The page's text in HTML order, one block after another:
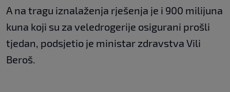
A na tragu iznalaženja rješenja je i 900 milijuna
kuna koji su za veledrogerije osigurani prošli
tjedan, podsjetio je ministar zdravstva Vili
Beroš.